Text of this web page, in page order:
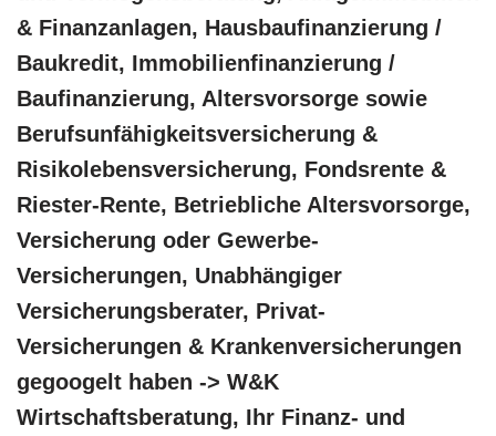
& Finanzanlagen, Hausbaufinanzierung /
Baukredit, Immobilienfinanzierung /
Baufinanzierung, Altersvorsorge sowie
Berufsunfähigkeitsversicherung &
Risikolebensversicherung, Fondsrente &
Riester-Rente, Betriebliche Altersvorsorge,
Versicherung oder Gewerbe-
Versicherungen, Unabhängiger
Versicherungsberater, Privat-
Versicherungen & Krankenversicherungen
gegoogelt haben -> W&K
Wirtschaftsberatung, Ihr Finanz- und